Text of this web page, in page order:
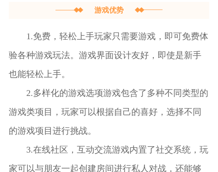
游戏优势
1.免费，轻松上手玩家只需要游戏，即可免费体
验各种游戏玩法。游戏界面设计友好，即使是新手
也能轻松上手。
2.多样化的游戏选项游戏包含了多种不同类型的
游戏类项目，玩家可以根据自己的喜好，选择不同
的游戏项目进行挑战。
3.在线社区，互动交流游戏内置了社交系统，玩
家可以与朋友一起创建房间进行私人对战，还能够